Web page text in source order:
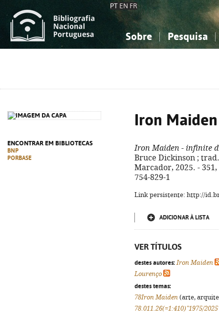
PT EN FR
Sobre Pesquisa
ENCONTRAR EM BIBLIOTECAS
BNP
PORBASE
Iron
Iron Maiden - infinite
Bruce Dickinson ;
Marcador, 2025. -
754-829-1
Link persistente: http://
ADICIONAR À LISTA
VER TÍTULOS
destes autores: Iron Maiden
Lourenço
destes temas:
78Iron Maiden (arte,
78.011.26(=1:410)"1975/